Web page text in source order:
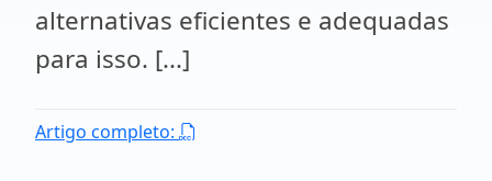
alternativas eficientes e adequadas
para isso. [...]
Artigo completo: